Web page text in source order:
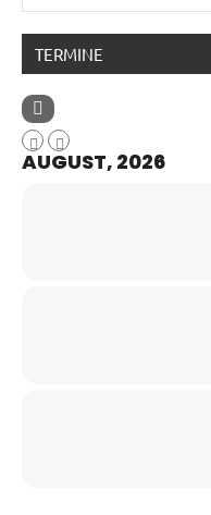
TERMINE
AUGUST, 2026